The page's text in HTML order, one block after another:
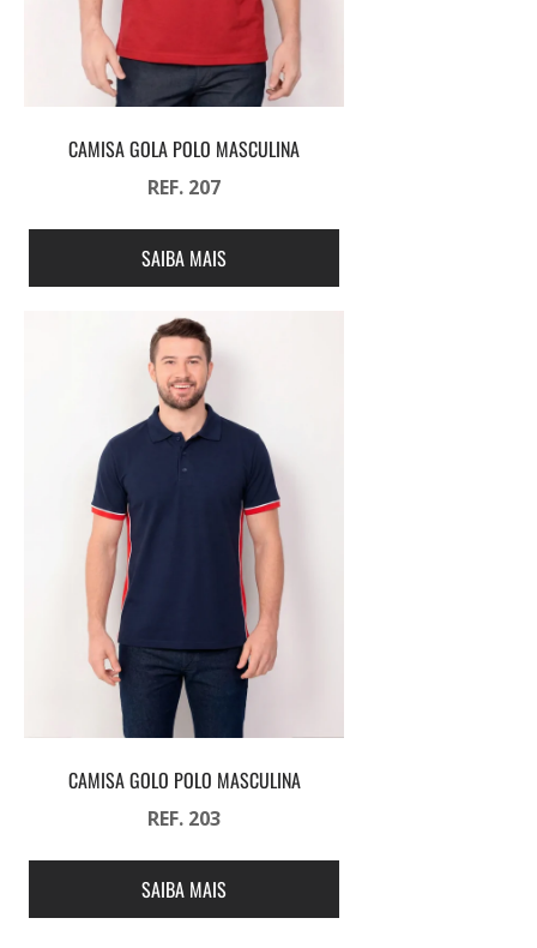
CAMISA GOLA POLO MASCULINA
REF. 207
SAIBA MAIS
CAMISA GOLO POLO MASCULINA
REF. 203
SAIBA MAIS